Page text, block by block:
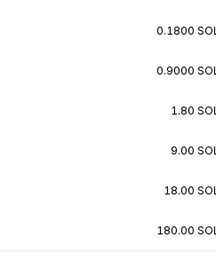
0.1800 SOL
0.9000 SOL
1.80 SOL
9.00 SOL
18.00 SOL
180.00 SOL